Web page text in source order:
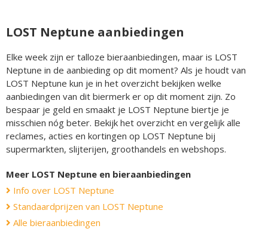
LOST Neptune aanbiedingen
Elke week zijn er talloze bieraanbiedingen, maar is LOST
Neptune in de aanbieding op dit moment? Als je houdt van
LOST Neptune kun je in het overzicht bekijken welke
aanbiedingen van dit biermerk er op dit moment zijn. Zo
bespaar je geld en smaakt je LOST Neptune biertje je
misschien nóg beter. Bekijk het overzicht en vergelijk alle
reclames, acties en kortingen op LOST Neptune bij
supermarkten, slijterijen, groothandels en webshops.
Meer LOST Neptune en bieraanbiedingen
Info over LOST Neptune
Standaardprijzen van LOST Neptune
Alle bieraanbiedingen